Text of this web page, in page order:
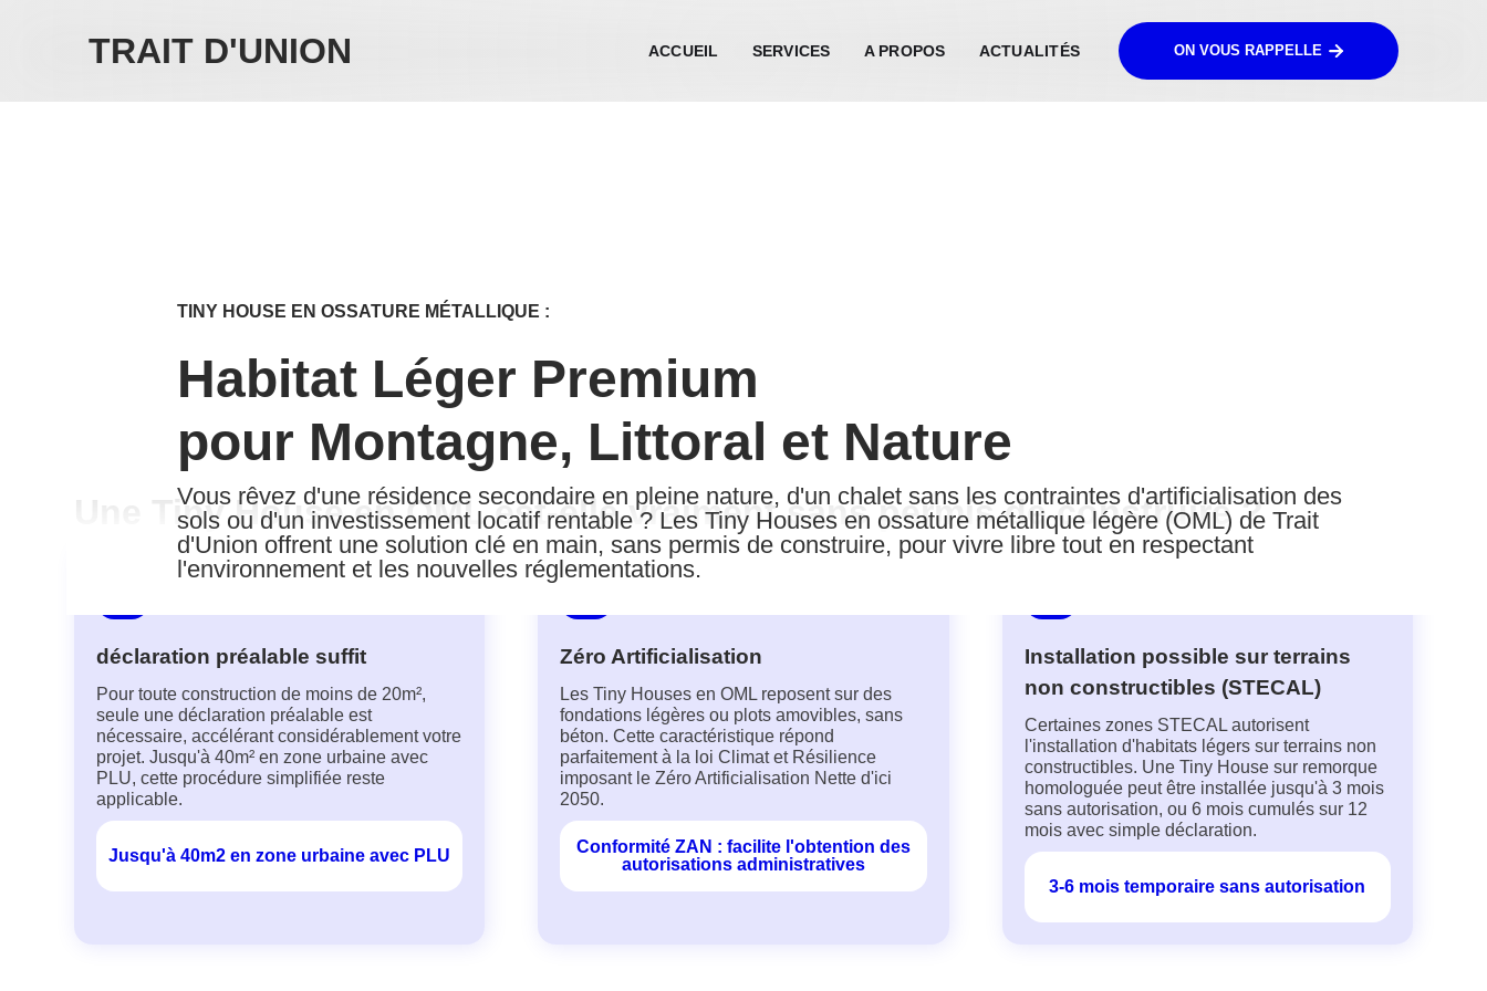
TRAIT D'UNION ACCUEIL SERVICES A PROPOS ACTUALITÉS ON VOUS RAPPELLE
TINY HOUSE EN OSSATURE MÉTALLIQUE :
Habitat Léger Premium
pour Montagne, Littoral et Nature
Vous rêvez d'une résidence secondaire en pleine nature, d'un chalet sans les contraintes d'artificialisation des
sols ou d'un investissement locatif rentable ? Les Tiny Houses en ossature métallique légère (OML) de Trait
d'Union offrent une solution clé en main, sans permis de construire, pour vivre libre tout en respectant
l'environnement et les nouvelles réglementations.
Une Tiny House en OML est-elle vraiment sans permis de construire ?
déclaration préalable suffit
Pour toute construction de moins de 20m²,
seule une déclaration préalable est
nécessaire, accélérant considérablement votre
projet. Jusqu'à 40m² en zone urbaine avec
PLU, cette procédure simplifiée reste
applicable.
Jusqu'à 40m2 en zone urbaine avec PLU
Zéro Artificialisation
Les Tiny Houses en OML reposent sur des
fondations légères ou plots amovibles, sans
béton. Cette caractéristique répond
parfaitement à la loi Climat et Résilience
imposant le Zéro Artificialisation Nette d'ici
2050.
Conformité ZAN : facilite l'obtention des
autorisations administratives
Installation possible sur terrains
non constructibles (STECAL)
Certaines zones STECAL autorisent
l'installation d'habitats légers sur terrains non
constructibles. Une Tiny House sur remorque
homologuée peut être installée jusqu'à 3 mois
sans autorisation, ou 6 mois cumulés sur 12
mois avec simple déclaration.
3-6 mois temporaire sans autorisation